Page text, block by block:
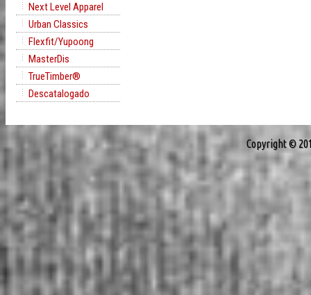
Next Level Apparel
Urban Classics
Flexfit/Yupoong
MasterDis
TrueTimber®
Descatalogado
Copyright ©